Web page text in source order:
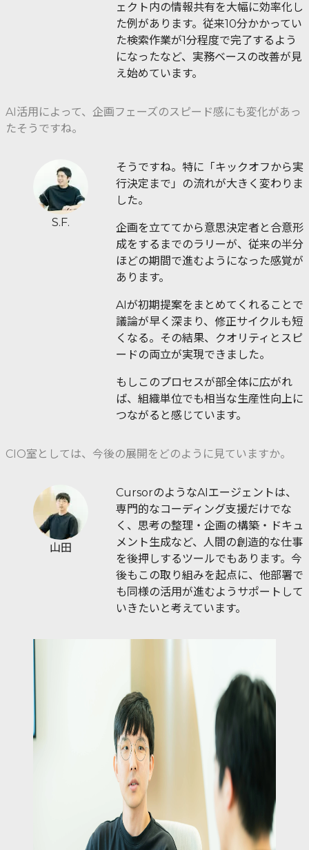
ェクト内の情報共有を大幅に効率化し
た例があります。従来10分かかってい
た検索作業が1分程度で完了するよう
になったなど、実務ベースの改善が見
え始めています。
AI活用によって、企画フェーズのスピード感にも変化があっ
たそうですね。
S.F.
そうですね。特に「キックオフから実
行決定まで」の流れが大きく変わりま
した。
企画を立ててから意思決定者と合意形
成をするまでのラリーが、従来の半分
ほどの期間で進むようになった感覚が
あります。
AIが初期提案をまとめてくれることで
議論が早く深まり、修正サイクルも短
くなる。その結果、クオリティとスピ
ードの両立が実現できました。
もしこのプロセスが部全体に広がれ
ば、組織単位でも相当な生産性向上に
つながると感じています。
CIO室としては、今後の展開をどのように見ていますか。
山田
CursorのようなAIエージェントは、
専門的なコーディング支援だけでな
く、思考の整理・企画の構築・ドキュ
メント生成など、人間の創造的な仕事
を後押しするツールでもあります。今
後もこの取り組みを起点に、他部署で
も同様の活用が進むようサポートして
いきたいと考えています。